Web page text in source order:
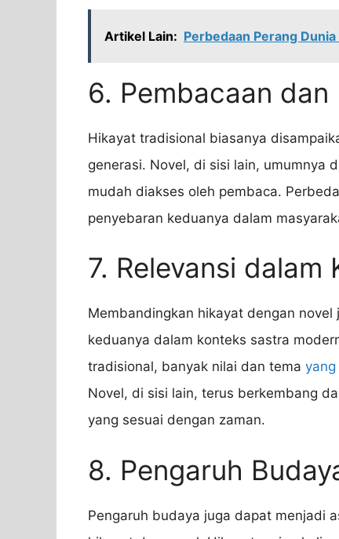
Artikel Lain: Perbedaan Perang
6. Pembacaan dan
Hikayat tradisional biasanya
generasi. Novel, di sisi lain, umumnya
mudah diakses oleh pembaca.
penyebaran keduanya dalam
7. Relevansi
Membandingkan hikayat dengan novel
keduanya dalam konteks sastra
tradisional, banyak nilai dan tema yang
Novel, di sisi lain, terus berkembang
yang sesuai dengan zaman.
8. Pengaruh
Pengaruh budaya juga dapat menjadi